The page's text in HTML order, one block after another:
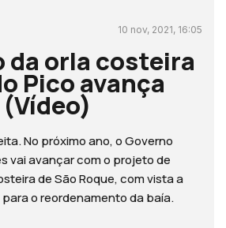
10 nov, 2021, 16:05
da orla costeira
Pico avança
No próximo ano, o Governo
vai avançar com o projeto de
de São Roque, com vista a
o reordenamento da baía.